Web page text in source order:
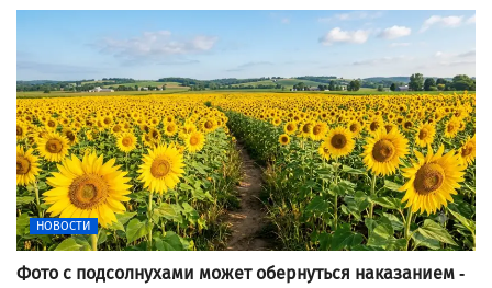
НОВОСТИ
Фото с подсолнухами может обернуться наказанием -